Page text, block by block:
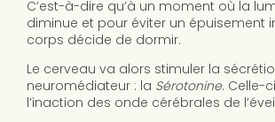
C’est-à-dire qu’à un moment où la
diminue et pour éviter un épuisement
corps décide de dormir.
Le cerveau va alors stimuler la
neuromédiateur : la Sérotonine. Celle-
l’inaction des onde cérébrales de